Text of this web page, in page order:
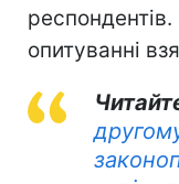
опитуванні